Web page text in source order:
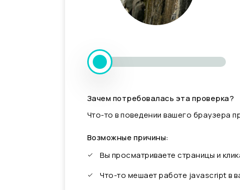
Зачем потребовалась эта проверка?
Что-то в поведении вашего браузера
Возможные причины:
Вы просматриваете страницы и
Что-то мешает работе javascript в